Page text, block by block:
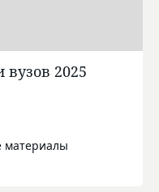
2025
материалы